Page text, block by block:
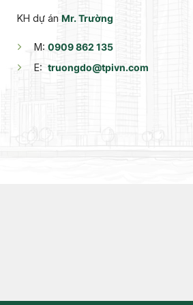
KH dự ánMr. Trường
M:0909 862 135
E:truongdo@tpivn.com